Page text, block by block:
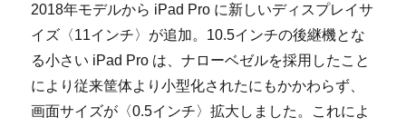
2018年モデルから iPad Pro に新しいディスプレイサ
イズ〈11インチ〉が追加。10.5インチの後継機とな
る小さい iPad Pro は、ナローベゼルを採用したこと
により従来筐体より小型化されたにもかかわらず、
画面サイズが〈0.5インチ〉拡大しました。これによ